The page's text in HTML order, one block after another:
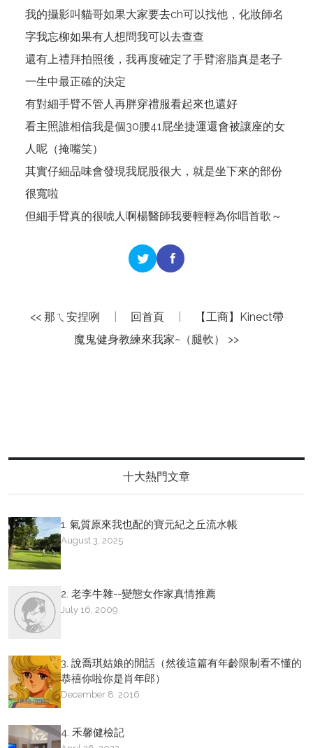
我的攝影叫貓哥如果大家要去ch可以找他，化妝師名
字我忘柳如果有人想問我可以去查查
還有上禮拜拍照後，我再度確定了手臂溶脂真是老子
一生中最正確的決定
有對細手臂不管人再胖穿禮服看起來也還好
看主照誰相信我是個30腰41屁坐捷運還會被讓座的女
人呢（掩嘴笑）
其實仔細品味會發現我屁股很大，就是坐下來的部份
很寬啦
但細手臂真的很唬人啊楊醫師我要輕輕為你唱首歌～
<< 那ㄟ安捏咧 回首頁
【工商】Kinect帶
魔鬼健身教練來我家~（腿軟） >>
十大熱門文章
1. 氣質原來我也配的寶元紀之丘流水帳
August 3, 2025
2. 老李牛雜--變態女作家真情推薦
July 16, 2009
3. 說喬琪姑娘的閒話（然後這篇有年齡限制看不懂的
恭禧你啦你是肖年郎）
December 8, 2016
4. 禾馨健檢記